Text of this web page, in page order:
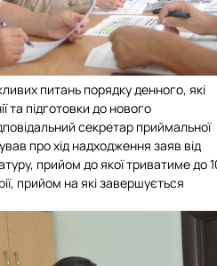
питань порядку денного, які
та підготовки до нового
секретар приймальної
про хід надходження заяв від
прийом до якої триватиме до
прийом на які завершується